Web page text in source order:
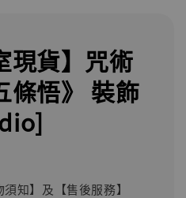
現貨】咒術
條悟》 裝飾
知】及【售後服務】